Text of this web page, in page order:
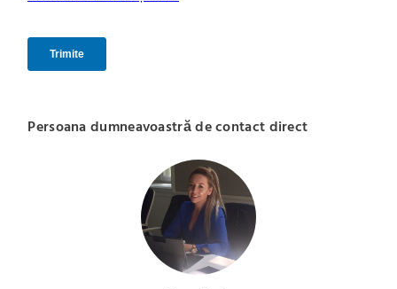
Persoana dumneavoastră de contact direct